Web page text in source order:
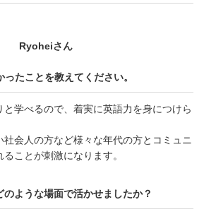
Ryoheiさん
たことを教えてください。
と学べるので、着実に英語力を身につけら
社会人の方など様々な年代の方とコミュニ
ことが刺激になります。
ような場面で活かせましたか？